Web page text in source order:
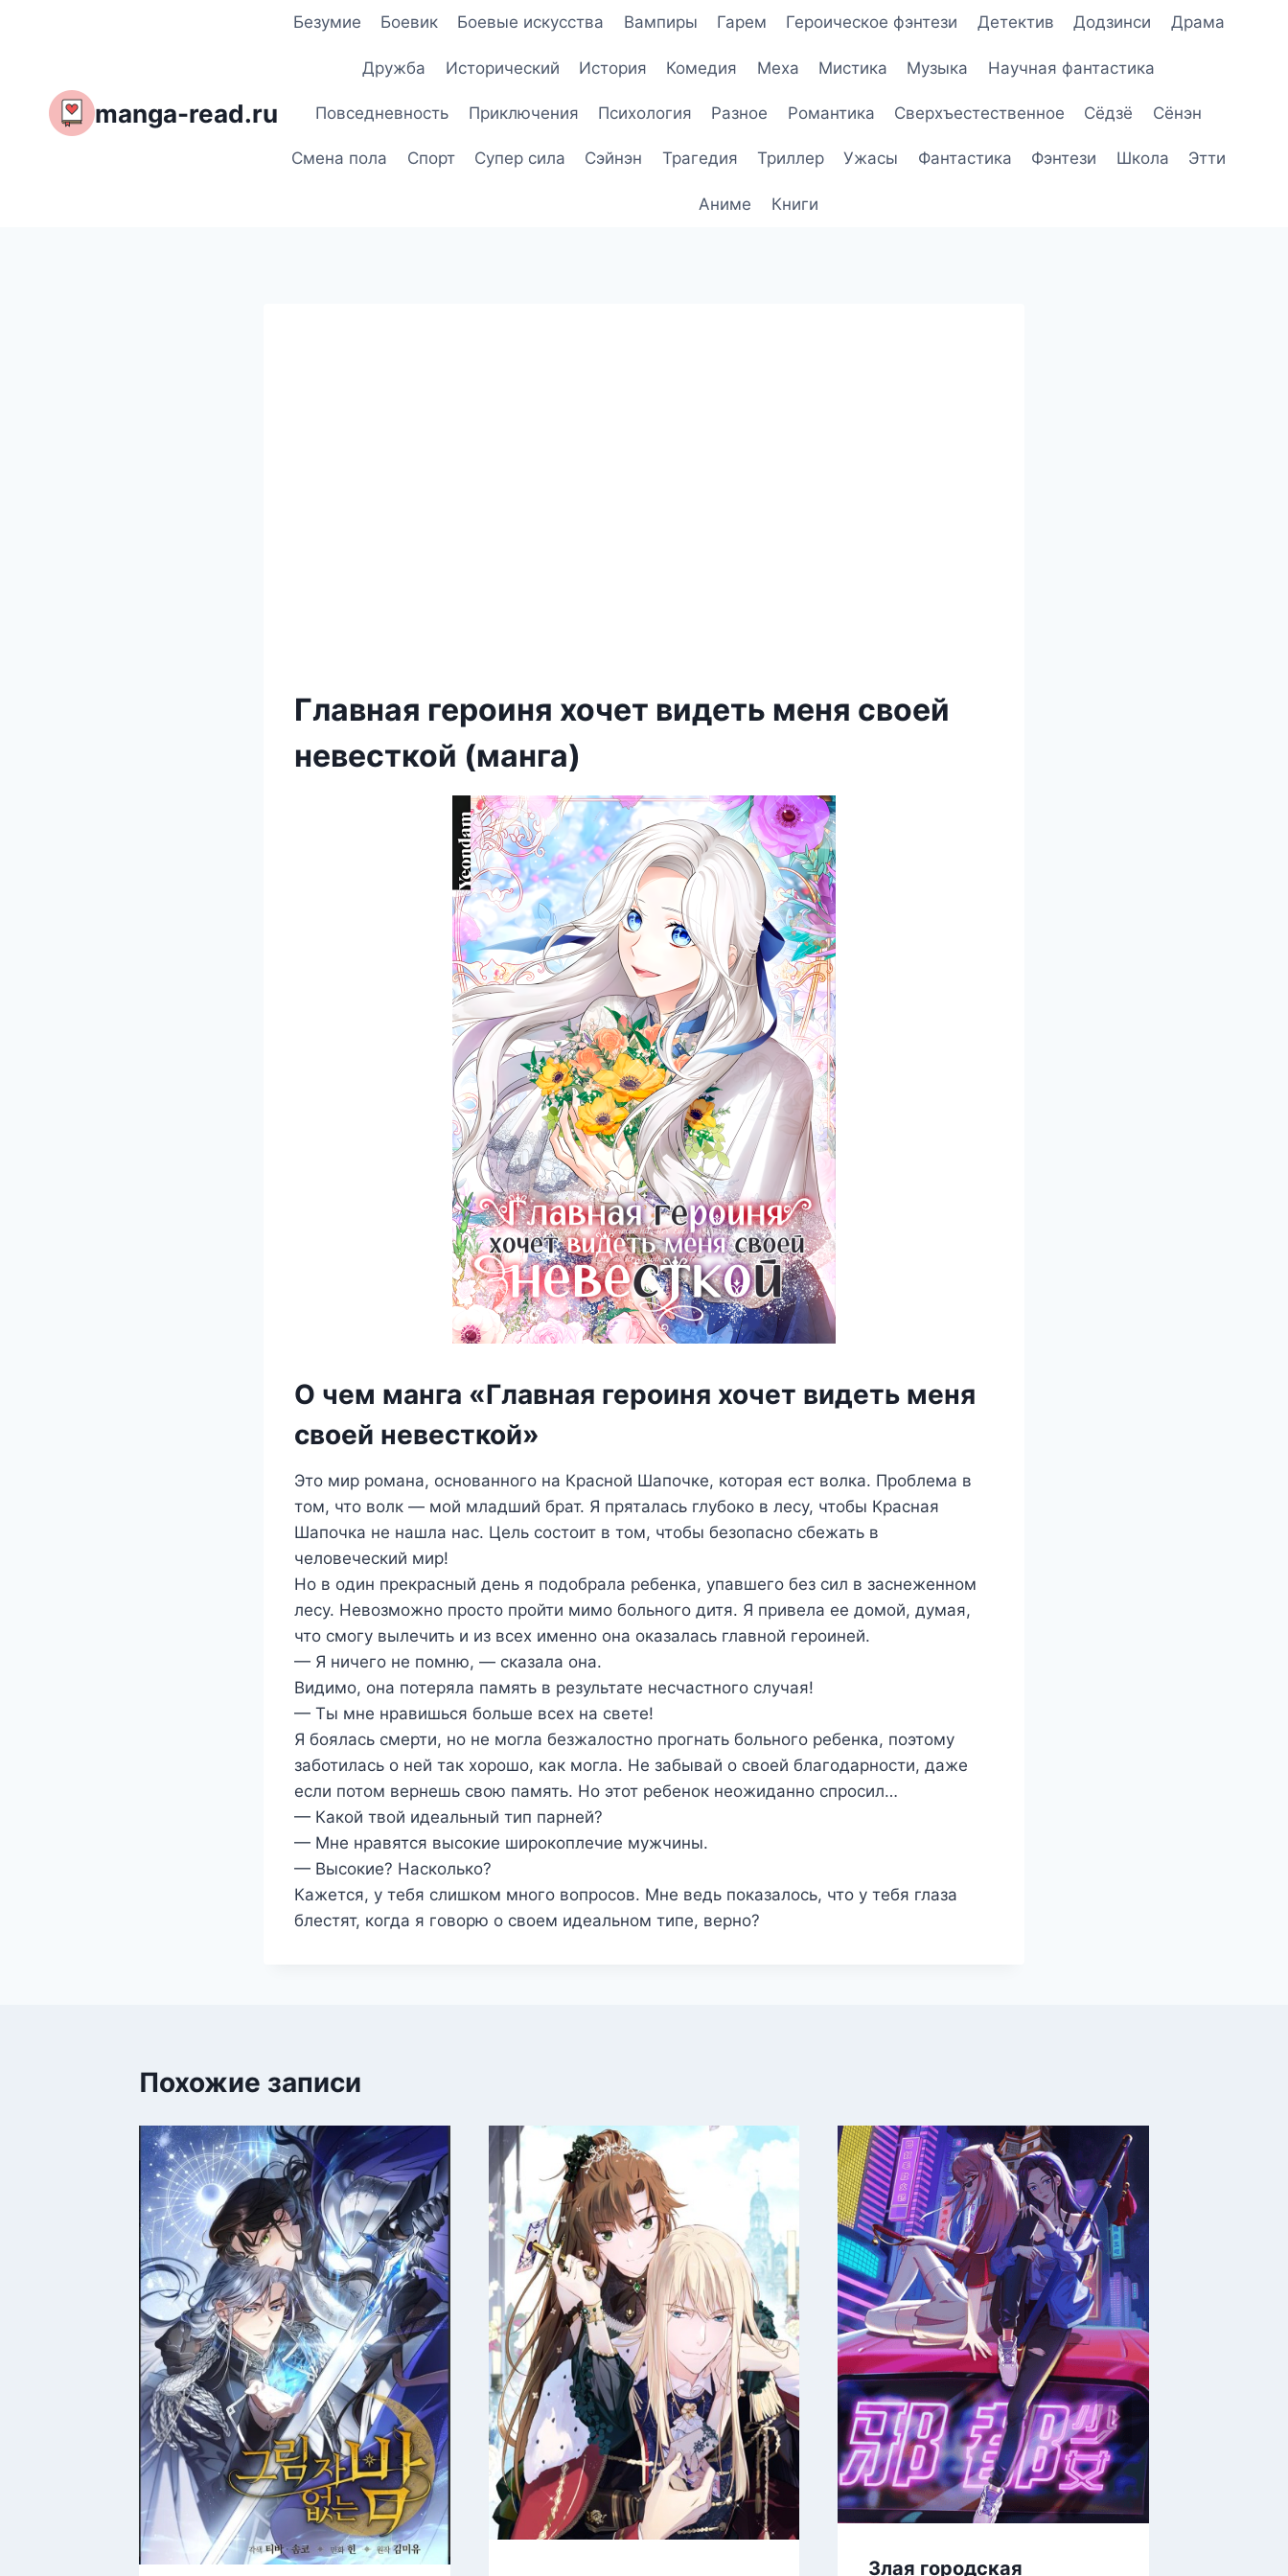
manga-read.ru
Безумие Боевик Боевые искусства Вампиры Гарем Героическое фэнтези Детектив Додзинси Драма
Дружба Исторический История Комедия Меха Мистика Музыка Научная фантастика
Повседневность Приключения Психология Разное Романтика Сверхъестественное Сёдзё Сёнэн
Смена пола Спорт Супер сила Сэйнэн Трагедия Триллер Ужасы Фантастика Фэнтези Школа Этти
Аниме Книги
Главная героиня хочет видеть меня своей
невесткой (манга)
О чем манга «Главная героиня хочет видеть меня
своей невесткой»
Это мир романа, основанного на Красной Шапочке, которая ест волка. Проблема в
том, что волк — мой младший брат. Я пряталась глубоко в лесу, чтобы Красная
Шапочка не нашла нас. Цель состоит в том, чтобы безопасно сбежать в
человеческий мир!
Но в один прекрасный день я подобрала ребенка, упавшего без сил в заснеженном
лесу. Невозможно просто пройти мимо больного дитя. Я привела ее домой, думая,
что смогу вылечить и из всех именно она оказалась главной героиней.
— Я ничего не помню, — сказала она.
Видимо, она потеряла память в результате несчастного случая!
— Ты мне нравишься больше всех на свете!
Я боялась смерти, но не могла безжалостно прогнать больного ребенка, поэтому
заботилась о ней так хорошо, как могла. Не забывай о своей благодарности, даже
если потом вернешь свою память. Но этот ребенок неожиданно спросил…
— Какой твой идеальный тип парней?
— Мне нравятся высокие широкоплечие мужчины.
— Высокие? Насколько?
Кажется, у тебя слишком много вопросов. Мне ведь показалось, что у тебя глаза
блестят, когда я говорю о своем идеальном типе, верно?
Похожие записи
Злая городская